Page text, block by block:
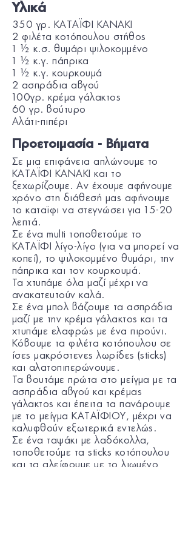
Υλικά
350 γρ. ΚΑΤΑΪΦΙ KANAKI
2 φιλέτα κοτόπουλου στήθος
1 ½ κ.σ. θυμάρι ψιλοκομμένο
1 ½ κ.γ. πάπρικα
1 ½ κ.γ. κουρκουμά
2 ασπράδια αβγού
100γρ. κρέμα γάλακτος
60 γρ. βούτυρο
Αλάτι-πιπέρι
Προετοιμασία - Βήματα
Σε μια επιφάνεια απλώνουμε το
ΚΑΤΑΪΦΙ KANAKI και το
ξεχωρίζουμε. Αν έχουμε αφήνουμε
χρόνο στη διάθεσή μας αφήνουμε
το καταϊφι να στεγνώσει για 15-20
λεπτά.
Σε ένα multi τοποθετούμε το
ΚΑΤΑΪΦΙ λίγο-λίγο (για να μπορεί να
κοπεί), το ψιλοκομμένο θυμάρι, την
πάπρικα και τον κουρκουμά.
Τα χτυπάμε όλα μαζί μέχρι να
ανακατευτούν καλά.
Σε ένα μπολ βάζουμε τα ασπράδια
μαζί με την κρέμα γάλακτος και τα
χτυπάμε ελαφρώς με ένα πιρούνι.
Κόβουμε τα φιλέτα κοτόπουλου σε
ίσες μακρόστενες λωρίδες (sticks)
και αλατοπιπερώνουμε.
Τα βουτάμε πρώτα στο μείγμα με τα
ασπράδια αβγού και κρέμας
γάλακτος και έπειτα τα πανάρουμε
με το μείγμα ΚΑΤΑΪΦΙΟΥ, μέχρι να
καλυφθούν εξωτερικά εντελώς.
Σε ένα ταψάκι με λαδόκολλα,
τοποθετούμε τα sticks κοτόπουλου
και τα αλείφουμε με το λιωμένο